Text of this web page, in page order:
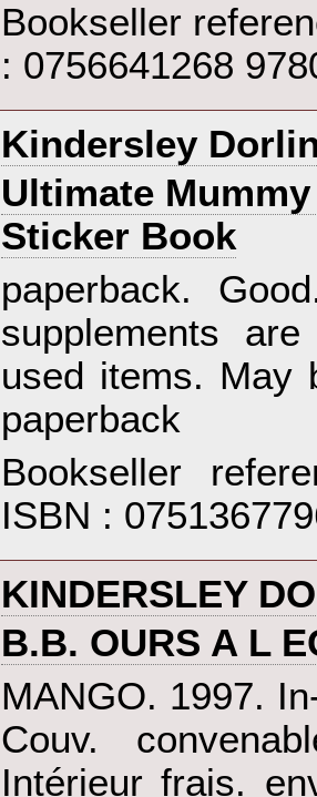
Bookseller
: 0756641268
‎Kindersley
‎Ultimate
Sticker Book‎
‎paperback.
supplements
used items. May
paperback‎
Bookseller
ISBN :
‎KINDERSLEY
‎B.B. OURS A L
‎MANGO. 1997.
Couv.
Intérieur frais.